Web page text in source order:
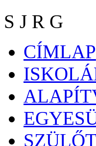
S J R G
CÍMLAP